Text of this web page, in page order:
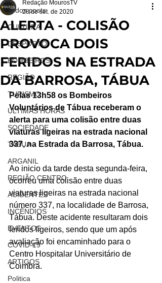
Todos posts
CULTURA
DESPORTO
BOMBEIROS
REGIÃO
TURISMO
ÚLTIMAS HORAS
SOCIEDADE
TÁBUA
ARGANIL
REGIÃO CENTRO
ACIDENTES
INCÊNDIOS
EVENTOS
COVID-19
ARTIGOS
Politica
ALERTA - COLISÃO
PROVOCA DOIS
FERIDOS NA ESTRADA
DA BARROSA, TÁBUA
Redação MourosTV
28 de set. de 2020
Pelas 13h58 os Bombeiros
Voluntários de Tábua receberam o
alerta para uma colisão entre duas
viaturas ligeiras na estrada nacional
337, na Estrada da Barrosa, Tábua.
Ao inicio da tarde desta segunda-feira,
ocorreu uma colisão entre duas
viaturas ligeiras na estrada nacional
número 337, na localidade de Barrosa,
Tábua. Deste acidente resultaram dois
feridos ligeiros, sendo que um após
avaliação foi encaminhado para o
Centro Hospitalar Universitário de
Coimbra.